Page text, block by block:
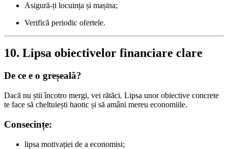
Asigură-ți locuința și mașina;
Verifică periodic ofertele.
10. Lipsa obiectivelor financiare clare
De ce e o greșeală?
Dacă nu știi încotro mergi, vei rătăci. Lipsa unor obiective concrete
te face să cheltuiești haotic și să amâni mereu economiile.
Consecințe:
lipsa motivației de a economisi;